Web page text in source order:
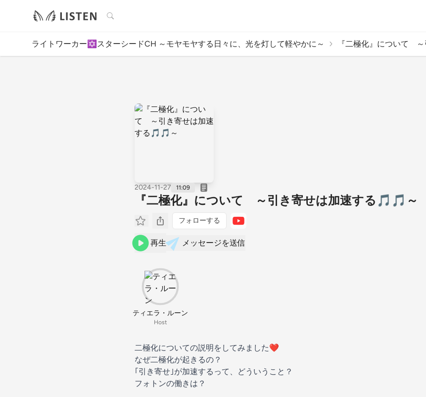
検索
ライトワーカー✡️スターシードCH ～モヤモヤする日々に、光を灯して軽やかに～ 『二極化』について ～
2024-11-27 11:09
『二極化』について ～引き寄せは加速する🎵🎵～
フォローする
再生 メッセージを送信
ティエラ・ルーン
Host
二極化についての説明をしてみました❤️
なぜ二極化が起きるの？
｢引き寄せ｣が加速するって、どういうこと？
フォトンの働きは？